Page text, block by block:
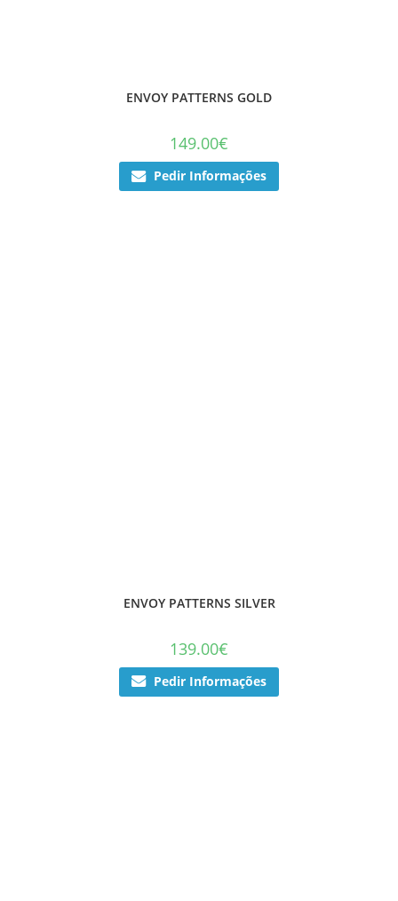
ENVOY PATTERNS GOLD
149.00€
Pedir Informações
ENVOY PATTERNS SILVER
139.00€
Pedir Informações